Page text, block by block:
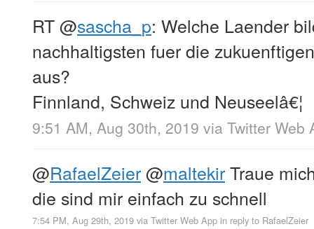
RT@sascha_p: Welche Laender
nachhaltigsten fuer die
aus?
Finnland, Schweiz und Neuseelâ€¦
9:51 AM, Aug 30th, 2019 via Twitter Web
@RafaelZeier@maltekirTraue
die sind mir einfach zu schnell
7:54 PM, Aug 29th, 2019 via Twitter Web App in reply to RafaelZeier